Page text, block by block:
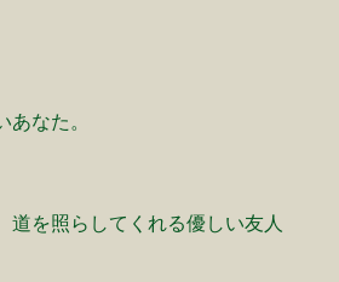
なた。
道を照らしてくれる優しい友人